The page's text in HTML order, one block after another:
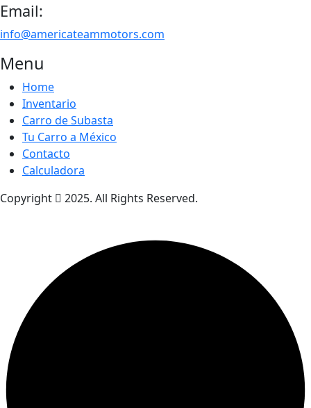
Email:
info@americateammotors.com
Menu
Home
Inventario
Carro de Subasta
Tu Carro a México
Contacto
Calculadora
Copyright
2025. All Rights Reserved.